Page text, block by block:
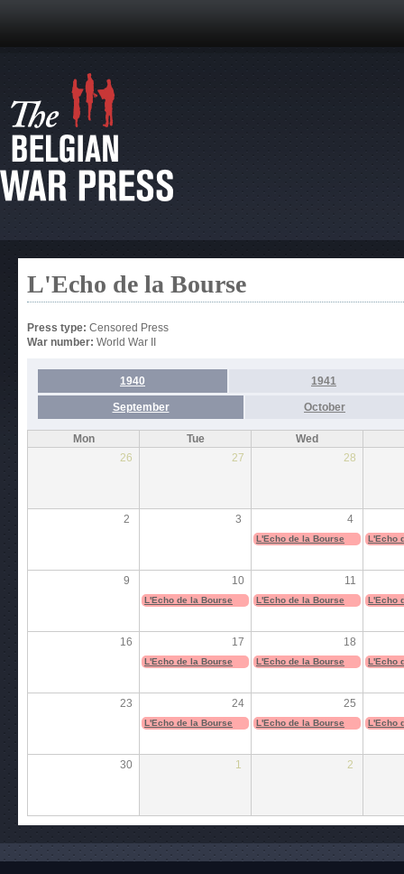
L'Echo de la Bourse
Press type: Censored Press
War number: World War II
1940 1941
September October
Mon Tue
Wed
26
27 28
2 3 4
L'Echo de la Bourse L'Echo
9 10 11
L'Echo de la Bourse L'Echo de la Bourse L'Echo
16 17 18
L'Echo de la Bourse L'Echo de la Bourse L'Echo
23 24 25
L'Echo de la Bourse L'Echo de la Bourse L'Echo
30 1 2